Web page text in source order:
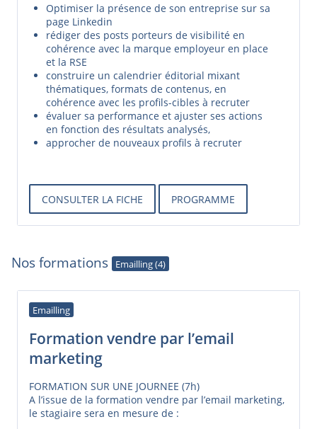
Optimiser la présence de son entreprise sur sa
page Linkedin
rédiger des posts porteurs de visibilité en
cohérence avec la marque employeur en place
et la RSE
construire un calendrier éditorial mixant
thématiques, formats de contenus, en
cohérence avec les profils-cibles à recruter
évaluer sa performance et ajuster ses actions
en fonction des résultats analysés,
approcher de nouveaux profils à recruter
CONSULTER LA FICHE PROGRAMME
Nos formations Emailling (4)
Emailling
Formation vendre par l’email
marketing
FORMATION SUR UNE JOURNEE (7h)
A l’issue de la formation vendre par l’email marketing,
le stagiaire sera en mesure de :